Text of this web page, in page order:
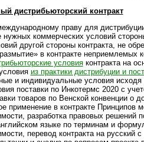
дистрибьюторский контракт
праву для
нужных коммерческих условий
другой стороны контракта, не
в контракте непри­ем­ле­мых
условияконт­ра­кта на
из прак­тики дист­ри­бу­ции и
и индивидуальные условия исходя
поставки по Инкотермс 2020 с
товаров по Венской конвенции о
применение в контракте
разработка правовых реше­ний
языке по терминам и
перевод контракта на русский